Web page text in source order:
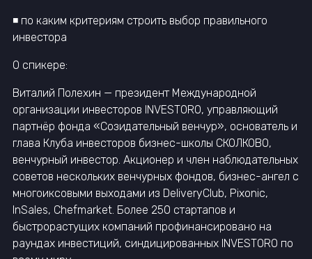
◾️ по каким критериям строить выбор правильного
инвестора
О спикере:
Виталий Полехин — президент Международной
организации инвесторов INVESTORO, управляющий
партнёр фонда «Созидательный венчур», основатель и
глава Клуба инвесторов бизнес-школы СКОЛКОВО,
венчурный инвестор. Акционер и член наблюдательных
советов нескольких венчурных фондов, бизнес-ангел с
многоиксовыми выходами из DeliveryClub, Pixonic,
InSales, Chefmarket. Более 250 стартапов и
быстрорастущих компаний профинансировано на
раундах инвестиций, синдицированных INVESTORO по